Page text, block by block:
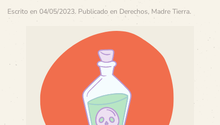
Escrito en 04/05/2023. Publicado en Derechos, Madre Tierra.